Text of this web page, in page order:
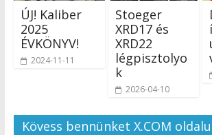
ÚJ! Kaliber
2025
ÉVKÖNYV!
2024-11-11
Stoeger
XRD17 és
XRD22
légpisztolyo
k
2026-04-10
Kövess bennünket X.COM